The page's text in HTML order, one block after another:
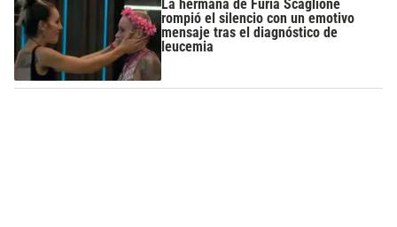
La hermana de Furia Scaglione
rompió el silencio con un emotivo
mensaje tras el diagnóstico de
leucemia